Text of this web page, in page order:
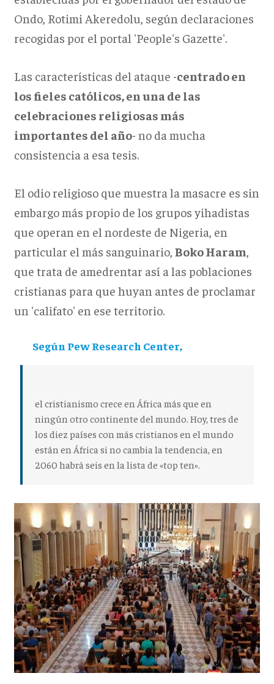
Ondo, Rotimi Akeredolu, según declaraciones
recogidas por el portal 'People's Gazette'.
Las características del ataque -centrado en
los fieles católicos, en una de las
celebraciones religiosas más
importantes del año- no da mucha
consistencia a esa tesis.
El odio religioso que muestra la masacre es sin
embargo más propio de los grupos yihadistas
que operan en el nordeste de Nigeria, en
particular el más sanguinario, Boko Haram
que trata de amedrentar así a las poblaciones
cristianas para que huyan antes de proclamar
un 'califato' en ese territorio.
Según Pew Research Center,
el cristianismo crece en África más que en
ningún otro continente del mundo. Hoy, tres de
los diez países con más cristianos en el mundo
están en África si no cambia la tendencia, en
2060 habrá seis en la lista de «top ten».